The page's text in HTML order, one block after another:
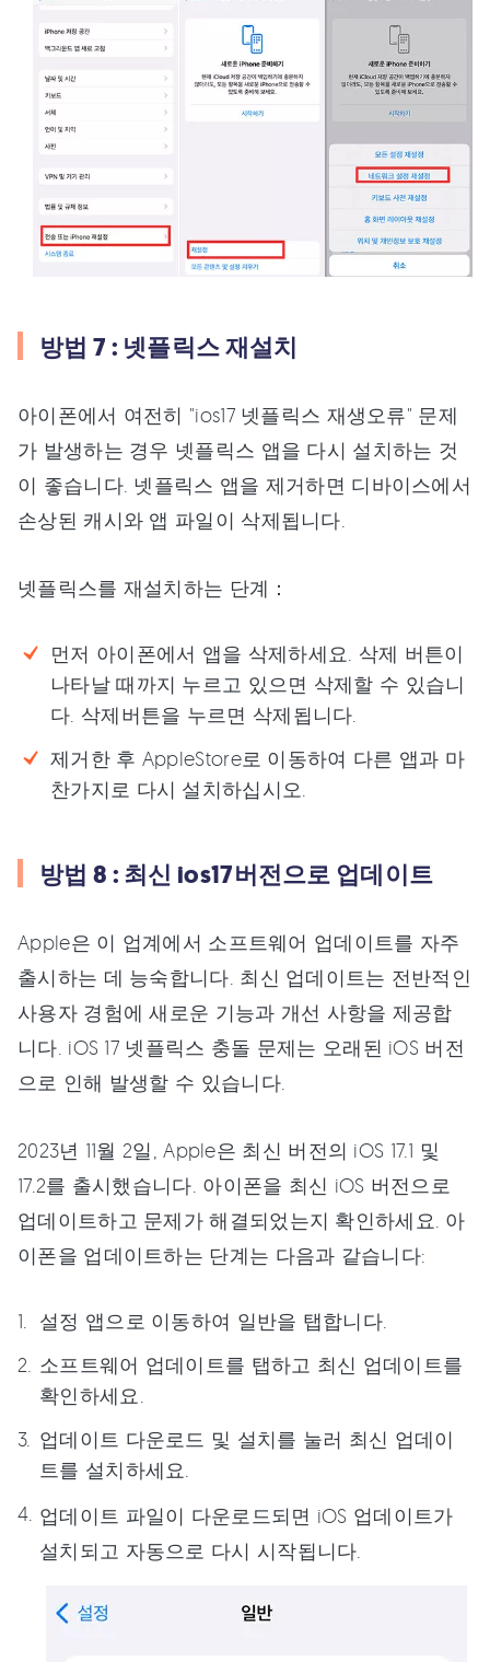
방법 7 : 넷플릭스 재설치
아이폰에서 여전히 "ios17 넷플릭스 재생오류" 문제
가 발생하는 경우 넷플릭스 앱을 다시 설치하는 것
이 좋습니다. 넷플릭스 앱을 제거하면 디바이스에서
손상된 캐시와 앱 파일이 삭제됩니다.
넷플릭스를 재설치하는 단계：
먼저 아이폰에서 앱을 삭제하세요. 삭제 버튼이
나타날 때까지 누르고 있으면 삭제할 수 있습니
다. 삭제버튼을 누르면 삭제됩니다.
제거한 후 AppleStore로 이동하여 다른 앱과 마
찬가지로 다시 설치하십시오.
방법 8 : 최신 ios17버전으로 업데이트
Apple은 이 업계에서 소프트웨어 업데이트를 자주
출시하는 데 능숙합니다. 최신 업데이트는 전반적인
사용자 경험에 새로운 기능과 개선 사항을 제공합
니다. iOS 17 넷플릭스 충돌 문제는 오래된 iOS 버전
으로 인해 발생할 수 있습니다.
2023년 11월 2일, Apple은 최신 버전의 iOS 17.1 및
17.2를 출시했습니다. 아이폰을 최신 iOS 버전으로
업데이트하고 문제가 해결되었는지 확인하세요. 아
이폰을 업데이트하는 단계는 다음과 같습니다:
설정 앱으로 이동하여 일반을 탭합니다.
소프트웨어 업데이트를 탭하고 최신 업데이트를
확인하세요.
업데이트 다운로드 및 설치를 눌러 최신 업데이
트를 설치하세요.
업데이트 파일이 다운로드되면 iOS 업데이트가
설치되고 자동으로 다시 시작됩니다.